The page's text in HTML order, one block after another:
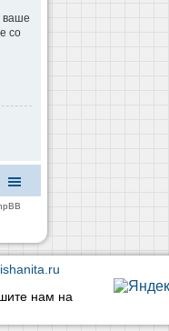
ваше
со
нам на